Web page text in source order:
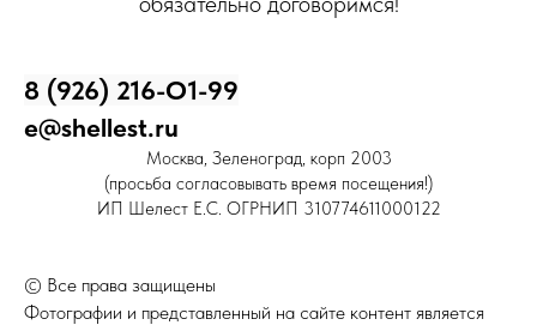
8 (926) 216-О1-99
e@shellest.ru
Москва, Зеленоград, корп 2003
(просьба согласовывать время посещения!)
ИП Шелест Е.С. ОГРНИП 310774611000122
© Все права защищены
Фотографии и представленный на сайте контент является